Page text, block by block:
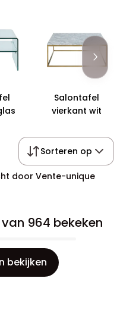
Salontafel
vierkant wit
Sorteren op
door Vente-unique
964 bekeken
bekijken